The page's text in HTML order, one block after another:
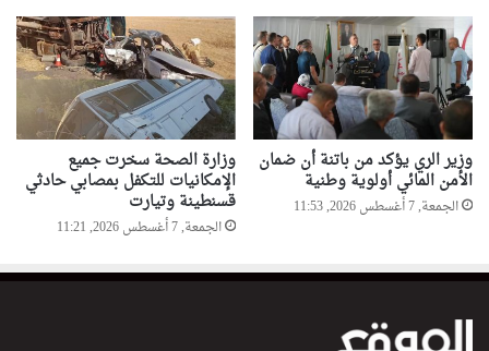
وزير الري يؤكد من باتنة أن ضمان
الأمن المائي أولوية وطنية
الجمعة, 7 أغسطس 2026, 11:53
وزارة الصحة سخرت جميع
الإمكانيات للتكفل بمصابي حادثي
قسنطينة وتيارت
الجمعة, 7 أغسطس 2026, 11:21